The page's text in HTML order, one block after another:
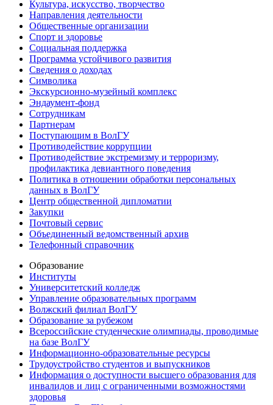
Культура, искусство, творчество
Направления деятельности
Общественные организации
Спорт и здоровье
Социальная поддержка
Программа устойчивого развития
Сведения о доходах
Символика
Экскурсионно-музейный комплекс
Эндаумент-фонд
Сотрудникам
Партнерам
Поступающим в ВолГУ
Противодействие коррупции
Противодействие экстремизму и терроризму,
профилактика девиантного поведения
Политика в отношении обработки персональных
данных в ВолГУ
Центр общественной дипломатии
Закупки
Почтовый сервис
Объединенный ведомственный архив
Телефонный справочник
Образование
Институты
Университетский колледж
Управление образовательных программ
Волжский филиал ВолГУ
Образование за рубежом
Всероссийские студенческие олимпиады, проводимые
на базе ВолГУ
Информационно-образовательные ресурсы
Трудоустройство студентов и выпускников
Информация о доступности высшего образования для
инвалидов и лиц с ограниченными возможностями
здоровья